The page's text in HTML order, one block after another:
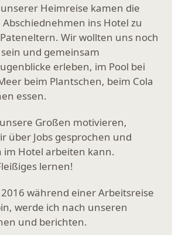
Heimreise kamen die
ins Hotel zu
Wir wollten uns noch
und gemeinsam
erleben, im Pool bei
beim Plantschen, beim Cola
essen.
Großen motivieren,
über Jobs gesprochen und
im Hotel arbeiten kann.
lernen!
während einer Arbeitsreise
werde ich nach unseren
und berichten.